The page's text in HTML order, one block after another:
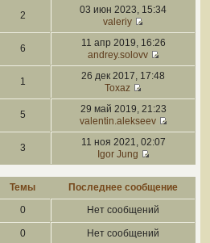
2
03 июн 2023, 15:34
valeriy
6
11 апр 2019, 16:26
andrey.solovv
1
26 дек 2017, 17:48
Toxaz
5
29 май 2019, 21:23
valentin.alekseev
3
11 ноя 2021, 02:07
Igor Jung
Темы Последнее сообщение
0 Нет сообщений
0 Нет сообщений